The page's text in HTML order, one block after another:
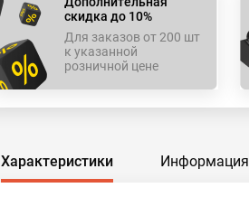
скидка до 10%
Для заказов от 200 шт
к указанной
розничной цене
Характеристики Информация